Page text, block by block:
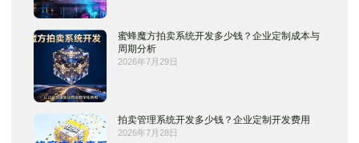
蜜蜂魔方拍卖系统开发多少钱？企业定制成本与
周期分析
2026年7月29日
拍卖管理系统开发多少钱？企业定制开发费用
2026年7月28日